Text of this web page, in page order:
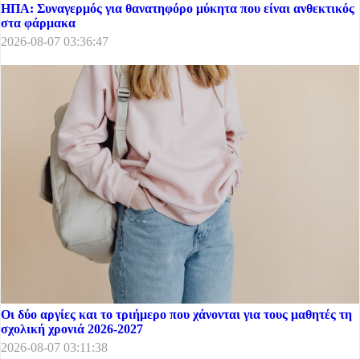
ΗΠΑ: Συναγερμός για θανατηφόρο μύκητα που είναι ανθεκτικός
στα φάρμακα
2026-08-07 03:36:47
Οι δύο αργίες και το τριήμερο που χάνονται για τους μαθητές τη
σχολική χρονιά 2026-2027
2026-08-07 03:11:38